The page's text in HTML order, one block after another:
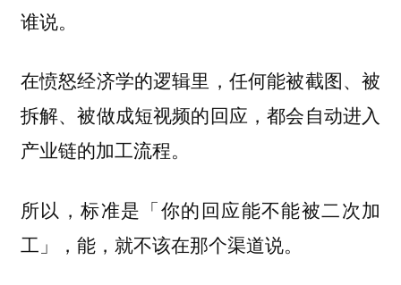
谁说。
在愤怒经济学的逻辑里，任何能被截图、被
拆解、被做成短视频的回应，都会自动进入
产业链的加工流程。
所以，标准是「你的回应能不能被二次加
工」，能，就不该在那个渠道说。